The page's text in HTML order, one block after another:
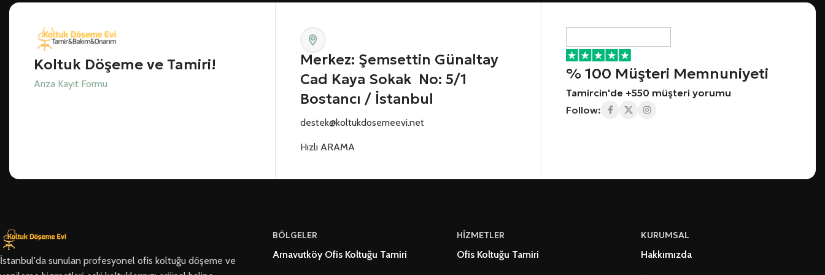
Koltuk Döşeme ve Tamiri!
Arıza Kayıt Formu
Merkez: Şemsettin Günaltay
Cad Kaya Sokak No: 5/1
Bostancı / İstanbul
destek@koltukdosemeevi.net
Hızlı ARAMA
% 100 Müşteri Memnuniyeti
Tamircin'de +550 müşteri yorumu
Follow:
İstanbul'da sunulan profesyonel ofis koltuğu döşeme ve
BÖLGELER
Arnavutköy Ofis Koltuğu Tamiri
HİZMETLER
Ofis Koltuğu Tamiri
KURUMSAL
Hakkımızda